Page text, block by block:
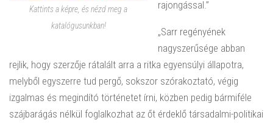
Kattints a képre, és nézd meg a
katalógusunkban!
rajongással.”
„Sarr regényének
nagyszerűsége abban
rejlik, hogy szerzője rátalált arra a ritka egyensúlyi állapotra,
melyből egyszerre tud pergő, sokszor szórakoztató, végig
izgalmas és megindító történetet írni, közben pedig bármiféle
szájbarágás nélkül foglalkozhat az őt érdeklő társadalmi-politikai